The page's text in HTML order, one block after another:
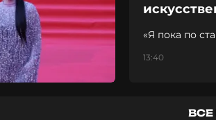
«Я пока по
13:40